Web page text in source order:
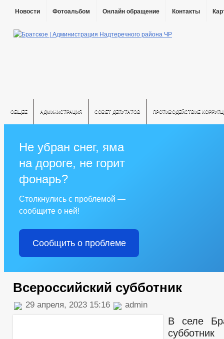
Новости Фотоальбом Онлайн обращение Контакты
ОБЩЕЕ АДМИНИСТРАЦИЯ СОВЕТ ДЕПУТАТОВ ПРОТИВОДЕЙСТВИЕ
Не убран снег, яма
на дороге, не горит
фонарь?
Столкнулись с проблемой —
сообщите о ней!
Сообщить о проблеме
Всероссийский субботник
29 апреля, 2023 15:16 admin
В селе